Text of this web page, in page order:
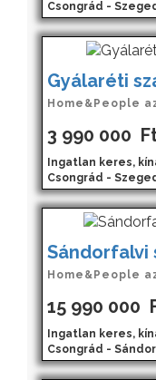
Csongrád -
Gyálaréti
Home&People
3 990 000
Ingatlan keres,
Csongrád -
Sándorfalvi
Home&People
15 990 000
Ingatlan keres,
Csongrád -